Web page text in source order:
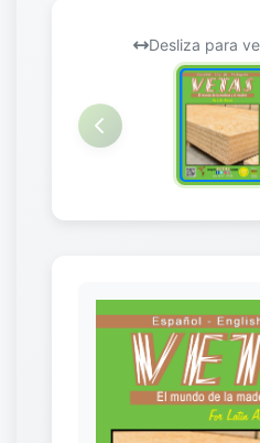
Desliza para